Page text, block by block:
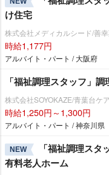
け住宅
株式会社メディカルシード/善幸
時給1,177円
アルバイト・パート / 大阪府
「福祉調理スタッフ」
株式会社SOYOKAZE/青葉台ケ
時給1,250円～1,300円
アルバイト・パート / 神奈川県
NEW
「福祉調理ス
有料老人ホーム